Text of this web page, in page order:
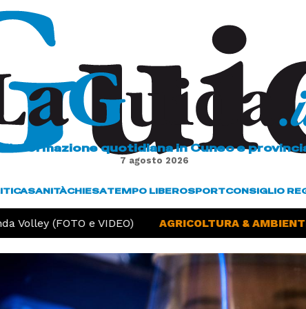
L'informazione quotidiana in Cuneo e
7 agosto 2026
SANITÀCHIESATEMPO LIBEROSPORTCONSIGLIO
(FOTO e VIDEO) AGRICOLTURA & AMBIENTE -